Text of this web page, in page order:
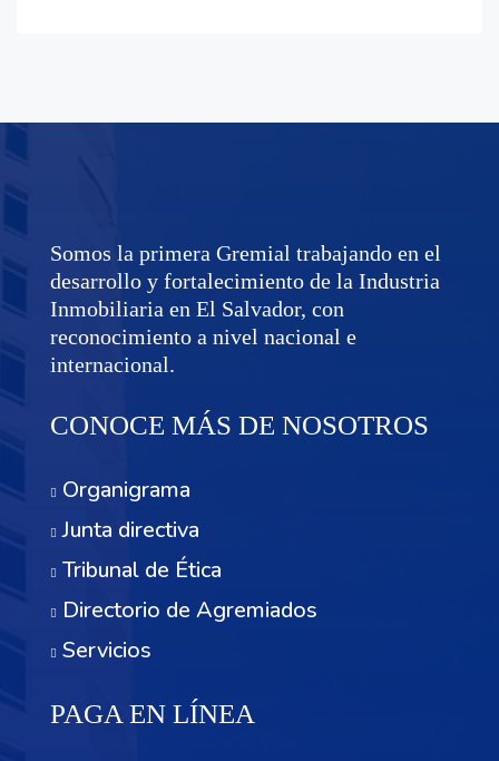
Somos la primera Gremial trabajando en el
desarrollo y fortalecimiento de la Industria
Inmobiliaria en El Salvador, con
reconocimiento a nivel nacional e
internacional.
CONOCE MÁS DE NOSOTROS
Organigrama
Junta directiva
Tribunal de Ética
Directorio de Agremiados
Servicios
PAGA EN LÍNEA